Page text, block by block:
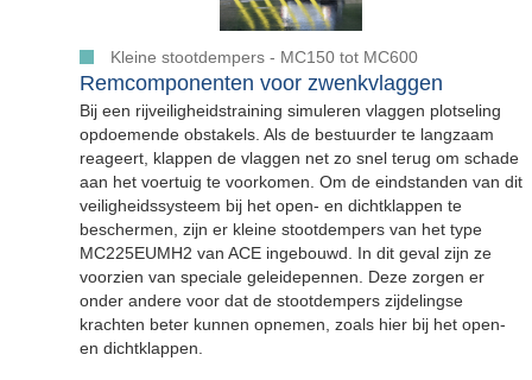
Kleine stootdempers - MC150 tot MC600
Remcomponenten voor zwenkvlaggen
Bij een rijveiligheidstraining simuleren vlaggen plotseling
opdoemende obstakels. Als de bestuurder te langzaam
reageert, klappen de vlaggen net zo snel terug om schade
aan het voertuig te voorkomen. Om de eindstanden van dit
veiligheidssysteem bij het open- en dichtklappen te
beschermen, zijn er kleine stootdempers van het type
MC225EUMH2 van ACE ingebouwd. In dit geval zijn ze
voorzien van speciale geleidepennen. Deze zorgen er
onder andere voor dat de stootdempers zijdelingse
krachten beter kunnen opnemen, zoals hier bij het open-
en dichtklappen.